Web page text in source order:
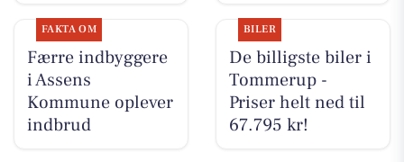
FAKTA OM
Færre indbyggere
i Assens
Kommune oplever
indbrud
BILER
De billigste biler i
Tommerup -
Priser helt ned til
67.795 kr!